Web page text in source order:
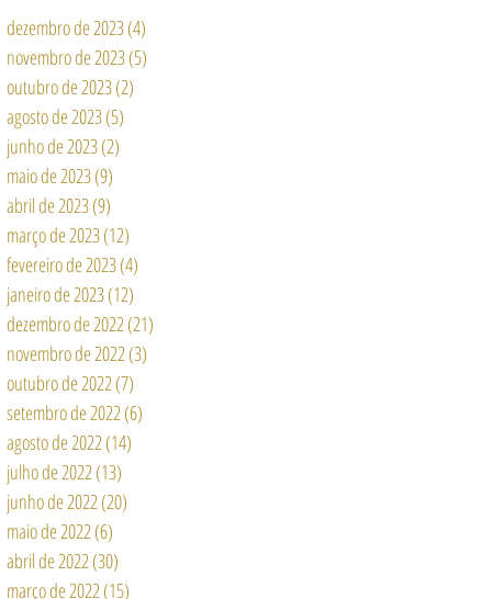
dezembro de 2023(4)
novembro de 2023(5)
outubro de 2023(2)
agosto de 2023(5)
junho de 2023(2)
maio de 2023(9)
abril de 2023(9)
março de 2023(12)
fevereiro de 2023(4)
janeiro de 2023(12)
dezembro de 2022 (21)
novembro de 2022 (3)
outubro de 2022 (7)
setembro de 2022 (6)
agosto de 2022 (14)
julho de 2022 (13)
junho de 2022 (20)
maio de 2022 (6)
abril de 2022 (30)
março de 2022 (15)